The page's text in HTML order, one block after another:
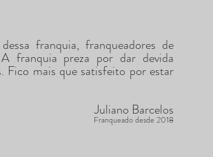
franquia, franqueadores de
franquia preza por dar devida
Fico mais que satisfeito por estar
Juliano Barcelos
Franqueado desde 2018